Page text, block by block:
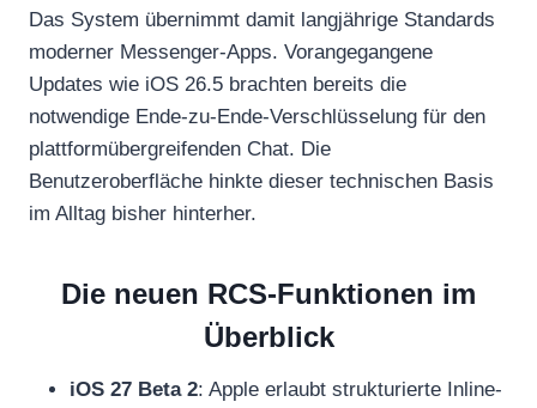
Das System übernimmt damit langjährige Standards
moderner Messenger-Apps. Vorangegangene
Updates wie iOS 26.5 brachten bereits die
notwendige Ende-zu-Ende-Verschlüsselung für den
plattformübergreifenden Chat. Die
Benutzeroberfläche hinkte dieser technischen Basis
im Alltag bisher hinterher.
Die neuen RCS-Funktionen im
Überblick
iOS 27 Beta 2: Apple erlaubt strukturierte Inline-